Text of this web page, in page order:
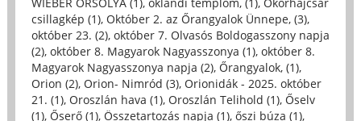
WIEBER ORSOLYA (1), oklándi templom, (1), Ökörhajcsár
csillagkép (1), Október 2. az Őrangyalok Ünnepe, (3),
október 23. (2), október 7. Olvasós Boldogasszony napja
(2), október 8. Magyarok Nagyasszonya (1), október 8.
Magyarok Nagyasszonya napja (2), Őrangyalok, (1),
Orion (2), Orion- Nimród (3), Orionidák - 2025. október
21. (1), Oroszlán hava (1), Oroszlán Telihold (1), Őselv
(1), Őserő (1), Összetartozás napja (1), őszi búza (1),